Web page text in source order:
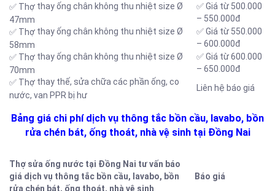
✅ Thợ thay ống chân không thu nhiệt size Ø
47mm
✅ Giá từ 500.000
– 550.000đ
✅ Thợ thay ống chân không thu nhiệt size Ø
58mm
✅ Giá từ 550.000
– 600.000đ
✅ Thợ thay ống chân không thu nhiệt size Ø
70mm
✅ Giá từ 600.000
– 650.000đ
✅ Thợ thay thế, sửa chữa các phần ống, co
nước, van PPR bị hư
Liên hệ báo giá
Bảng giá chi phí dịch vụ thông tắc bồn cầu, lavabo, bồn
rửa chén bát, ống thoát, nhà vệ sinh tại Đồng Nai
Thợ sửa ống nước tại Đồng Nai tư vấn báo
giá dịch vụ thông tắc bồn cầu, lavabo, bồn
rửa chén bát, ống thoát, nhà vệ sinh
Báo giá